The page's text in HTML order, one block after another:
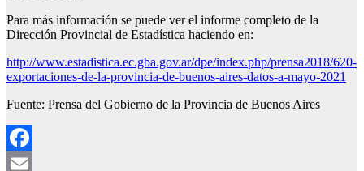
Para más información se puede ver el informe completo de la
Dirección Provincial de Estadística haciendo en:
http://www.estadistica.ec.gba.gov.ar/dpe/index.php/prensa2018/620-
exportaciones-de-la-provincia-de-buenos-aires-datos-a-mayo-2021
Fuente: Prensa del Gobierno de la Provincia de Buenos Aires
Facebook